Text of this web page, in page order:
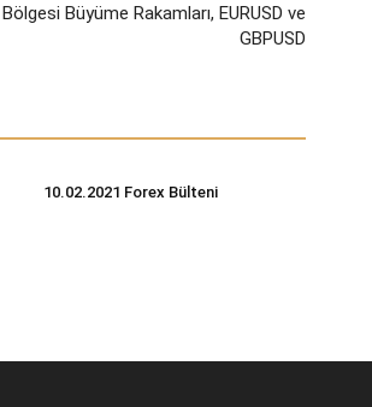
Büyüme Rakamları, EURUSD ve
GBPUSD
10.02.2021 Forex Bülteni